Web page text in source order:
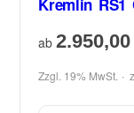
ab
Zzgl. 19% MwSt.